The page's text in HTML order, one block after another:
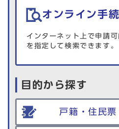
オンライン手
インターネット上で申請
を指定して検索できます。
目的から探す
戸籍・住民